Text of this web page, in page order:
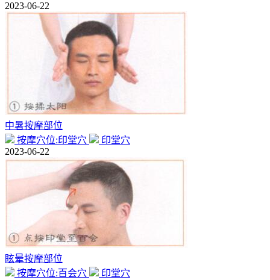
2023-06-22
中暑按摩部位
按摩穴位:印堂穴
印堂穴
2023-06-22
眩晕按摩部位
按摩穴位:百会穴
印堂穴